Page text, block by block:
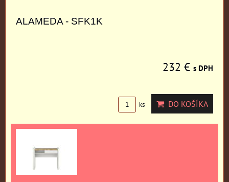
ALAMEDA - SFK1K
232 € s DPH
ks DO KOŠÍKA